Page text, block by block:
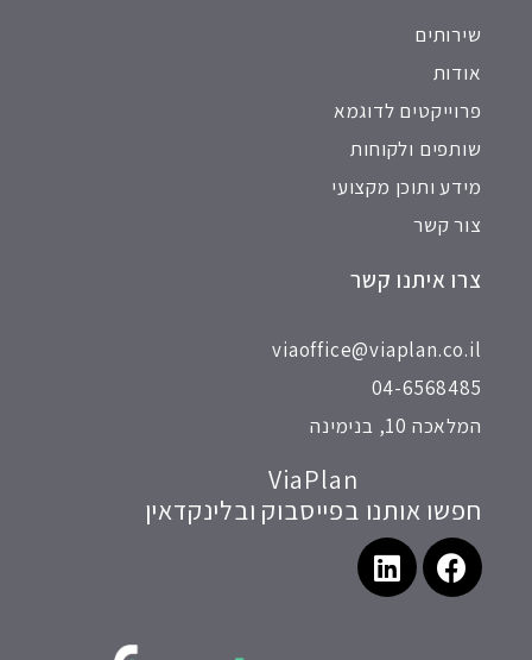
שירותים
אודות
פרוייקטים לדוגמא
שותפים ולקוחות
מידע ותוכן מקצועי
צור קשר
צרו איתנו קשר
viaoffice@viaplan.co.il
04-6568485
המלאכה 10, בנימינה
ViaPlan
חפשו אותנו בפייסבוק ובלינקדאין